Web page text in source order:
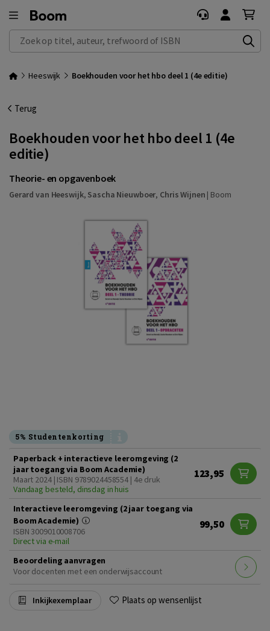
Zoek op titel, auteur, trefwoord of ISBN
Heeswijk Boekhouden voor het hbo deel 1 (4e editie)
Terug
Boekhouden voor het hbo deel 1 (4e
editie)
Theorie- en opgavenboek
Gerard van Heeswijk, Sascha Nieuwboer, Chris Wijnen | Boom
5% Studentenkorting
Paperback + interactieve leeromgeving (2
jaar toegang via Boom Academie)
Maart 2024 | ISBN 9789024458554 | 4e druk
Vandaag besteld, dinsdag in huis
123,95
Interactieve leeromgeving (2 jaar toegang via
Boom Academie)
ISBN 3009010008706
Direct via e-mail
99,50
Beoordeling aanvragen
Voor docenten met een onderwijsaccount
Inkijkexemplaar Plaats op wensenlijst